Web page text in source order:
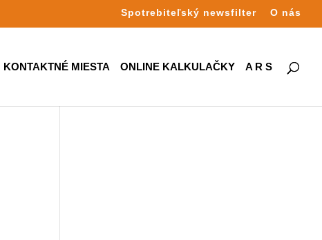
Spotrebiteľský newsfilter O nás
KONTAKTNÉ MIESTA ONLINE KALKULAČKY A R S